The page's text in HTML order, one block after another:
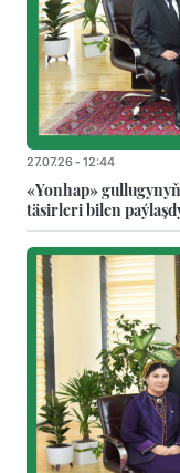
27.07.26 - 12:44
«Yonhap»
täsirleri bilen